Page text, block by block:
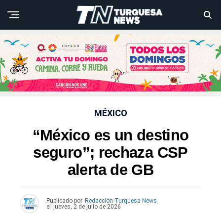
MÉXICO
“México es un destino
seguro”; rechaza CSP
alerta de GB
Publicado por Redacción Turquesa News
el
jueves, 2 de julio de 2026